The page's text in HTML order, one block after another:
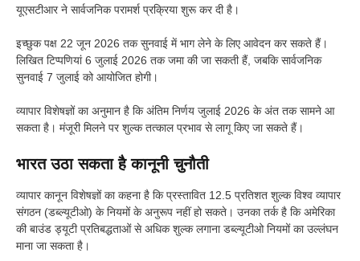
यूएसटीआर ने सार्वजनिक परामर्श प्रक्रिया शुरू कर दी है।
इच्छुक पक्ष 22 जून 2026 तक सुनवाई में भाग लेने के लिए आवेदन कर सकते हैं।
लिखित टिप्पणियां 6 जुलाई 2026 तक जमा की जा सकती हैं, जबकि सार्वजनिक
सुनवाई 7 जुलाई को आयोजित होगी।
व्यापार विशेषज्ञों का अनुमान है कि अंतिम निर्णय जुलाई 2026 के अंत तक सामने आ
सकता है। मंजूरी मिलने पर शुल्क तत्काल प्रभाव से लागू किए जा सकते हैं।
भारत उठा सकता है कानूनी चुनौती
व्यापार कानून विशेषज्ञों का कहना है कि प्रस्तावित 12.5 प्रतिशत शुल्क विश्व व्यापार
संगठन (डब्ल्यूटीओ) के नियमों के अनुरूप नहीं हो सकते। उनका तर्क है कि अमेरिका
की बाउंड ड्यूटी प्रतिबद्धताओं से अधिक शुल्क लगाना डब्ल्यूटीओ नियमों का उल्लंघन
माना जा सकता है।